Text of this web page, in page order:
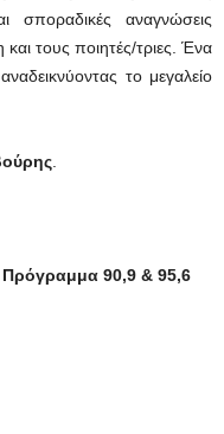
σποραδικές αναγνώσεις
τους ποιητές/τριες. Ένα
το μεγαλείο
Πρόγραμμα 90,9 & 95,6